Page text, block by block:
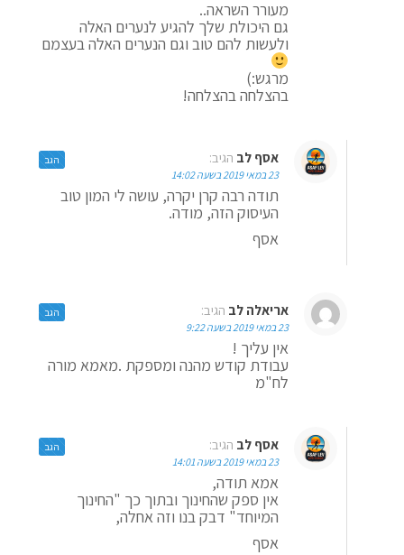
מעורר השראה..
גם היכולת שלך להגיע לנערים האלה
ולעשות להם טוב וגם הנערים האלה בעצמם
מרגש:)
בהצלחה בהצלחה!
אסף לב הגיב:
23 במאי 2019 בשעה 14:02
תודה רבה קרן יקרה, עושה לי המון טוב
העיסוק הזה, מודה.
אסף
הגב
אריאלה לב הגיב:
23 במאי 2019 בשעה 9:22
אין עליך !
עבודת קודש מהנה ומספקת .מאמא מורה
לח"מ
הגב
אסף לב הגיב:
23 במאי 2019 בשעה 14:01
אמא תודה,
אין ספק שהחינוך ובתוך כך "החינוך
המיוחד" דבק בנו וזה אחלה,
אסף
הגב